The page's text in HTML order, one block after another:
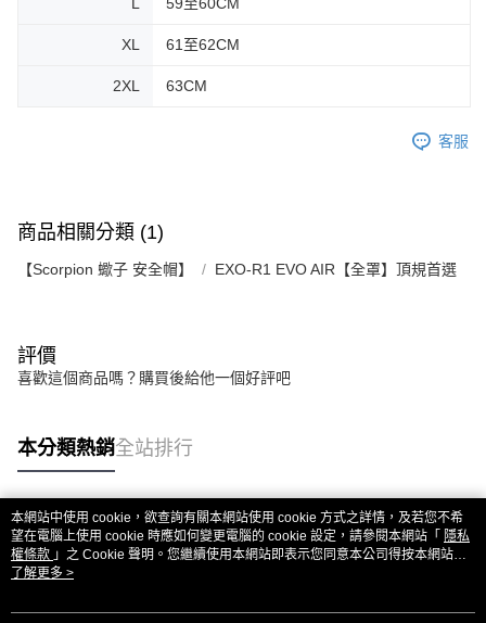
L 59至60CM
XL 61至62CM
2XL 63CM
客服
商品相關分類 (1)
【Scorpion 蠍子 安全帽】 EXO-R1 EVO AIR【全罩】頂規首選
評價
喜歡這個商品嗎？購買後給他一個好評吧
本分類熱銷全站排行
熱門標籤
本網站中使用 cookie，欲查詢有關本網站使用 cookie 方式之詳情，及若您不希
望在電腦上使用 cookie 時應如何變更電腦的 cookie 設定，請參閱本網站「 隱私
權條款 」之 Cookie 聲明。您繼續使用本網站即表示您同意本公司得按本網站使
用條款之 Cookie 聲明使用 cookie。
了解更多 >